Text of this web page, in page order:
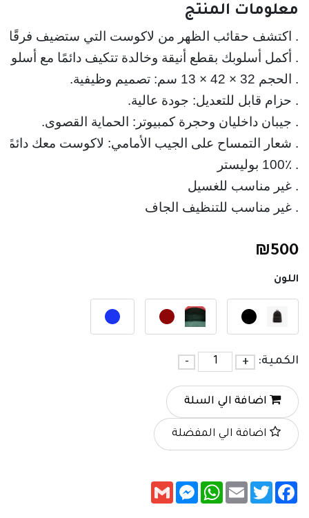
معلومات المنتج
. اكتشف حقائب الظهر من لاكوست التي ستضيف فرقًا لا
. غير مناسب للتنظيف الجاف
₪500
اللون
الكمية: +
-
اضافة الي السلة
اضافة الي المفضلة
Facebook
Twitter
Email
WhatsApp
Messenger
Gmail